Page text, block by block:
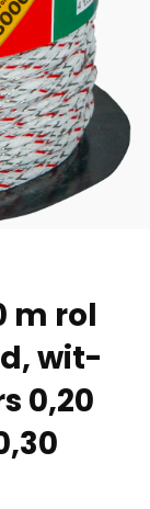
m rol
wit-
0,20